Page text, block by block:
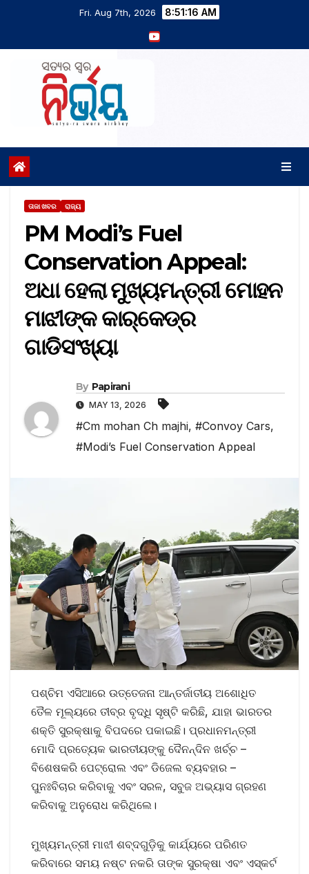
Fri. Aug 7th, 2026 8:51:17 AM
ତାଜା ଖବର ରାଜ୍ୟ
PM Modi’s Fuel
Conservation Appeal:
ଅଧା ହେଲା ମୁଖ୍ୟମନ୍ତ୍ରୀ ମୋହନ
ମାଝୀଙ୍କ କାର୍‌କେଡ୍ର
ଗାଡିସଂଖ୍ୟା
By Papirani
MAY 13, 2026
#Cm mohan Ch majhi, #Convoy Cars,
#Modi’s Fuel Conservation Appeal
ପଶ୍ଚିମ ଏସିଆରେ ଉତ୍ତେଜନା ଆନ୍ତର୍ଜାତୀୟ ଅଶୋଧିତ
ତୈଳ ମୂଲ୍ୟରେ ତୀବ୍ର ବୃଦ୍ଧି ସୃଷ୍ଟି କରିଛି, ଯାହା ଭାରତର
ଶକ୍ତି ସୁରକ୍ଷାକୁ ବିପଦରେ ପକାଇଛି। ପ୍ରଧାନମନ୍ତ୍ରୀ
ମୋଦି ପ୍ରତ୍ୟେକ ଭାରତୀୟଙ୍କୁ ଦୈନନ୍ଦିନ ଖର୍ଚ୍ଚ –
ବିଶେଷକରି ପେଟ୍ରୋଲ ଏବଂ ଡିଜେଲ ବ୍ୟବହାର –
ପୁନଃବିଚାର କରିବାକୁ ଏବଂ ସରଳ, ସବୁଜ ଅଭ୍ୟାସ ଗ୍ରହଣ
କରିବାକୁ ଅନୁରୋଧ କରିଥିଲେ।
ମୁଖ୍ୟମନ୍ତ୍ରୀ ମାଝୀ ଶବ୍ଦଗୁଡ଼ିକୁ କାର୍ଯ୍ୟରେ ପରିଣତ
କରିବାରେ ସମୟ ନଷ୍ଟ ନକରି ତାଙ୍କ ସୁରକ୍ଷା ଏବଂ ଏସ୍କର୍ଟ